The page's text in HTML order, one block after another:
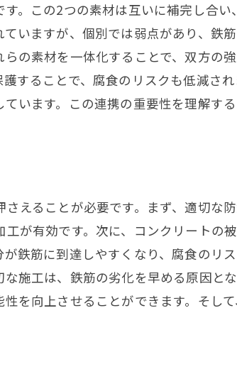
設計
一般的なトラブルと解決法
る新技術と革新事例に迫る
加工技術
筋補強技術
えた鉄筋の開発
シャリストを目指すためのステップ
と取得方法
積み方
。この2つの素材は互いに補完し合
いますが、個別では弱点があり、鉄
の素材を一体化することで、双方の
することで、腐食のリスクも低減さ
います。この連携の重要性を理解す
えることが必要です。まず、適切な
が有効です。次に、コンクリートの
鉄筋に到達しやすくなり、腐食のリ
施工は、鉄筋の劣化を早める原因と
を向上させることができます。そし